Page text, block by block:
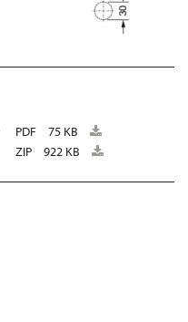
PDF
75 KB
ZIP 922 KB